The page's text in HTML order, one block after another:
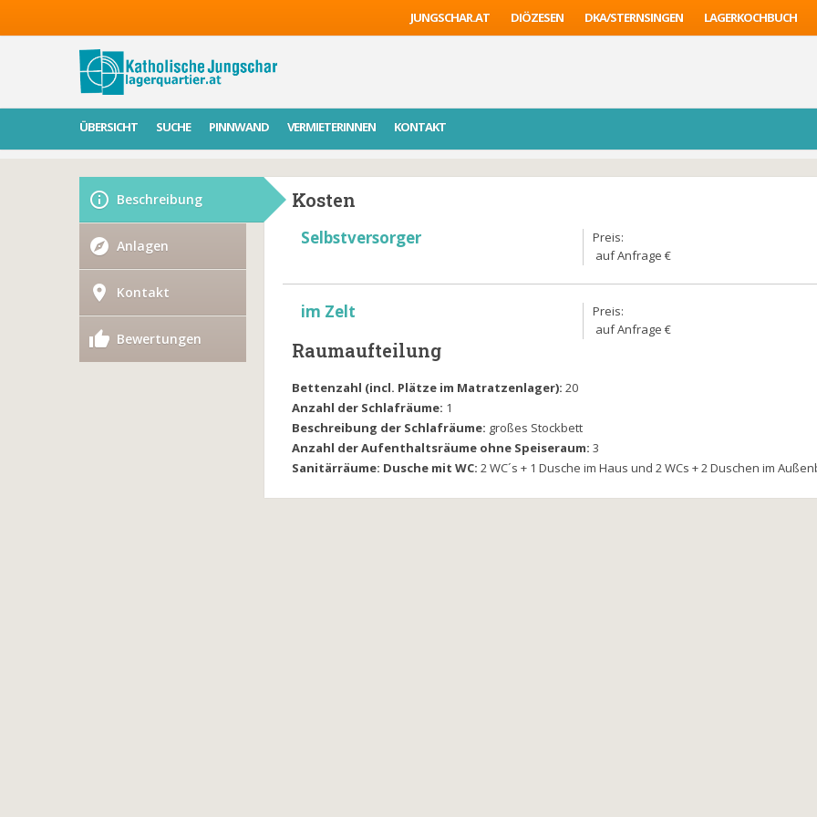
JUNGSCHAR.AT DIÖZESEN DKA/STERNSINGEN LAGERKOCHBUCH
ÜBERSICHT SUCHE PINNWAND VERMIETERINNEN KONTAKT
Beschreibung
Anlagen
Kontakt
Bewertungen
Kosten
Selbstversorger
Preis:
auf Anfrage €
im Zelt
Preis:
auf Anfrage €
Raumaufteilung
Bettenzahl (incl. Plätze im Matratzenlager):20
Anzahl der Schlafräume: 1
Beschreibung der Schlafräume: großes Stockbett
Anzahl der Aufenthaltsräume ohne Speiseraum:3
Sanitärräume: Dusche mit WC:2 WC´s + 1 Dusche im Haus und 2 WCs + 2 Duschen im